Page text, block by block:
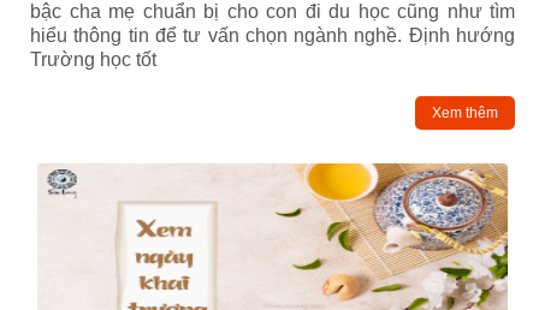
bậc cha mẹ chuẩn bị cho con đi du học cũng như tìm
hiểu thông tin để tư vấn chọn ngành nghề. Định hướng
Trường học tốt
Xem thêm